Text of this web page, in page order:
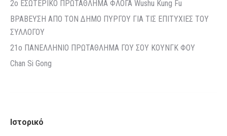
2ο ΕΣΩΤΕΡΙΚΟ ΠΡΩΤΑΘΛΗΜΑ ΦΛΟΓΑ Wushu Kung Fu
ΒΡΑΒΕΥΣΗ ΑΠΟ ΤΟΝ ΔΗΜΟ ΠΥΡΓΟΥ ΓΙΑ ΤΙΣ ΕΠΙΤΥΧΙΕΣ ΤΟΥ
ΣΥΛΛΟΓΟΥ
21o ΠΑΝΕΛΛΗΝΙΟ ΠΡΩΤΑΘΛΗΜΑ ΓΟΥ ΣΟΥ ΚΟΥΝΓΚ ΦΟΥ
Chan Si Gong
Ιστορικό